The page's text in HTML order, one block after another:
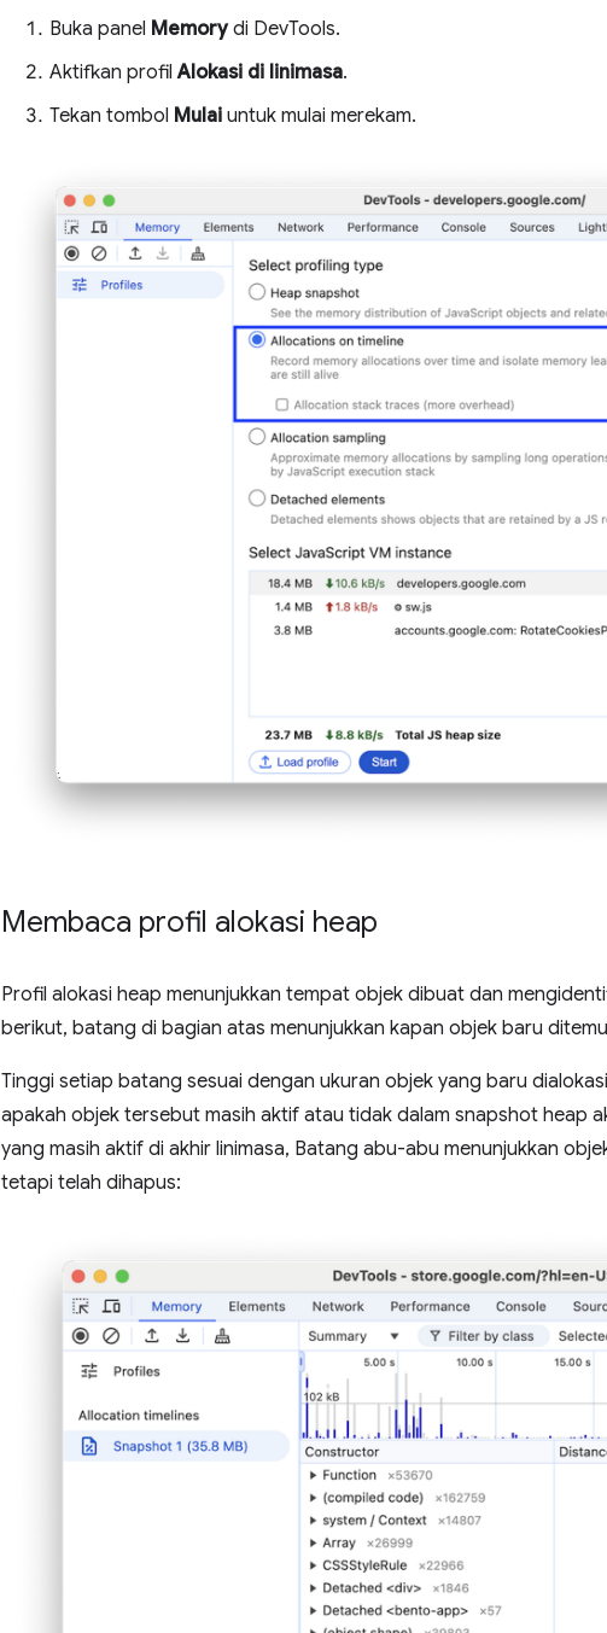
Buka panel Memorydi DevTools.
Aktifkan profilAlokasi di linimasa.
Tekan tombol Mulai untuk mulai merekam.
Membaca profil alokasi heap
Profil alokasi heap menunjukkan tempat objek dibuat dan
berikut, batang di bagian atas menunjukkan kapan objek baru
Tinggi setiap batang sesuai dengan ukuran objek yang baru
apakah objek tersebut masih aktif atau tidak dalam snapshot heap
yang masih aktif di akhir linimasa, Batang abu-abu menunjukkan
tetapi telah dihapus: